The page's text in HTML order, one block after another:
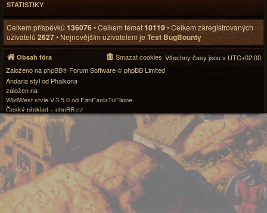
STATISTIKY
Celkem příspěvků 136076• Celkem témat10119• Celkem zaregistrovaných
uživatelů 2627• Nejnovějším uživatelem jeTest BugBounty
Obsah fóra Všechny časy jsou v UTC+02:00
Smazat cookies
Založeno naphpBB® Forum Software © phpBB Limited
Andaria styl od Phalkona
založen na
WildWest style V.3.5.0 od FanFanlaTuFlippe
Český překlad –phpBB.cz
Soukromí| Podmínky